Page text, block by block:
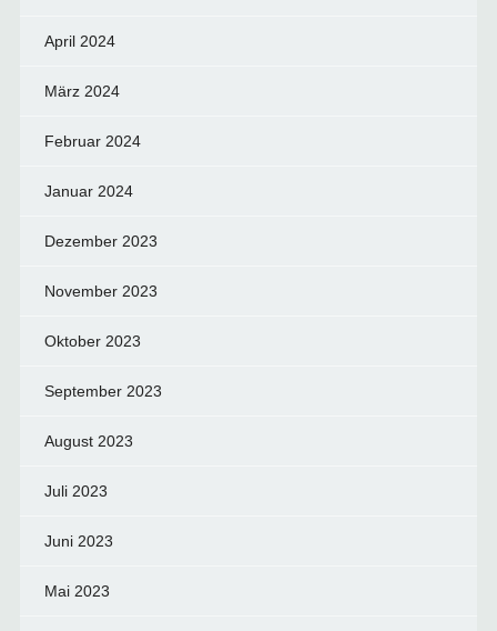
April 2024
März 2024
Februar 2024
Januar 2024
Dezember 2023
November 2023
Oktober 2023
September 2023
August 2023
Juli 2023
Juni 2023
Mai 2023